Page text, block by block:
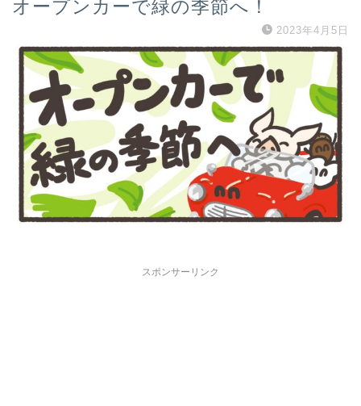
オープンカーで緑の季節へ！
2023年4月5日
スポンサーリンク